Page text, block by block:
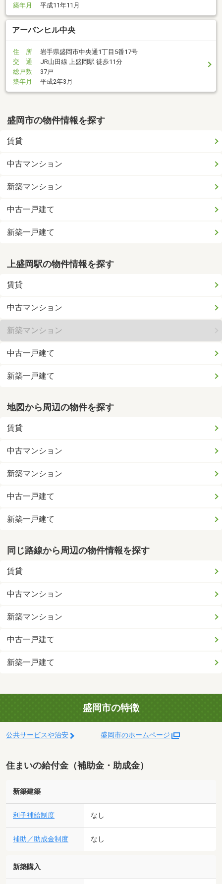
築年月
平成11年11月
アーバンヒル中央
住 所
岩手県盛岡市中央通1丁目5番17号
交 通
JR山田線 上盛岡駅 徒歩11分
総戸数
37戸
築年月
平成2年3月
盛岡市の物件情報を探す
賃貸
中古マンション
新築マンション
中古一戸建て
新築一戸建て
上盛岡駅の物件情報を探す
賃貸
中古マンション
新築マンション
中古一戸建て
新築一戸建て
地図から周辺の物件を探す
賃貸
中古マンション
新築マンション
中古一戸建て
新築一戸建て
同じ路線から周辺の物件情報を探す
賃貸
中古マンション
新築マンション
中古一戸建て
新築一戸建て
盛岡市の特徴
公共サービスや治安 盛岡市のホームページ
住まいの給付金（補助金・助成金）
新築建築
利子補給制度 なし
補助／助成金制度 なし
新築購入